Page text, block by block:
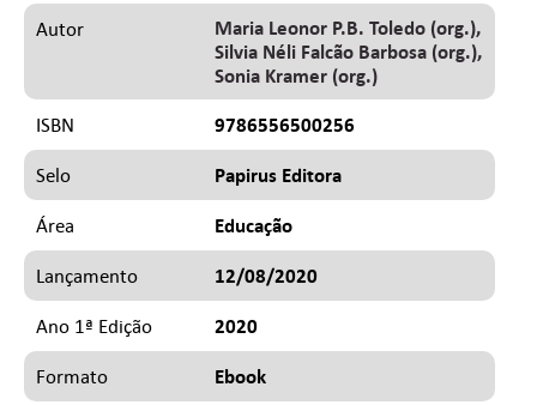
Autor
Maria Leonor P.B. Toledo (org.)
Silvia Néli Falcão Barbosa (org.)
Sonia Kramer (org.)
ISBN 9786556500256
Selo Papirus Editora
Área Educação
Lançamento 12/08/2020
Ano 1ª Edição 2020
Formato Ebook